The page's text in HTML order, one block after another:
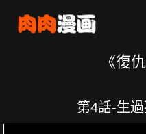
《復
第4話-生